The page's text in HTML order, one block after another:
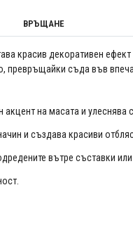
ВРЪЩАНЕ
красив декоративен
превръщайки съда във
на масата и улеснява
и създава красиви
вътре съставки